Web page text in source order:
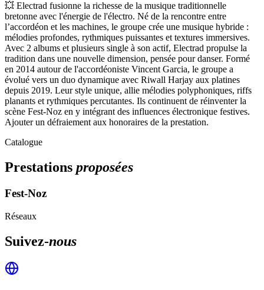
💥 Electrad fusionne la richesse de la musique traditionnelle
bretonne avec l'énergie de l'électro. Né de la rencontre entre
l’accordéon et les machines, le groupe crée une musique hybride :
mélodies profondes, rythmiques puissantes et textures immersives.
Avec 2 albums et plusieurs single à son actif, Electrad propulse la
tradition dans une nouvelle dimension, pensée pour danser. Formé
en 2014 autour de l'accordéoniste Vincent Garcia, le groupe a
évolué vers un duo dynamique avec Riwall Harjay aux platines
depuis 2019. Leur style unique, allie mélodies polyphoniques, riffs
planants et rythmiques percutantes. Ils continuent de réinventer la
scène Fest-Noz en y intégrant des influences électronique festives.
Ajouter un défraiement aux honoraires de la prestation.
Catalogue
Prestations proposées
Fest-Noz
Réseaux
Suivez-nous